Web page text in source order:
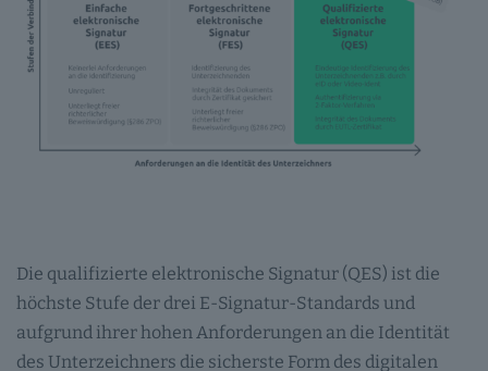
Die qualifizierte elektronische Signatur (QES) ist die
höchste Stufe der drei E-Signatur-Standards und
aufgrund ihrer hohen Anforderungen an die Identität
des Unterzeichners die sicherste Form des digitalen